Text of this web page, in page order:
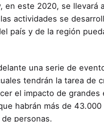
en este 2020, se llevará
actividades se
país y de la región
una serie de
tendrán la tarea de
el impacto de
habrán más de
personas.